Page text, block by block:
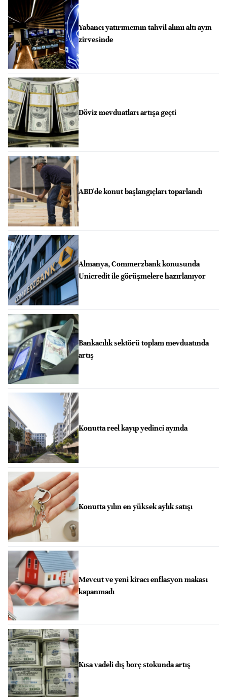
Yabancı yatırımcının tahvil alımı altı ayın
zirvesinde
Döviz mevduatları artışa geçti
ABD'de konut başlangıçları toparlandı
Almanya, Commerzbank konusunda
Unicredit ile görüşmelere hazırlanıyor
Bankacılık sektörü toplam mevduatında
artış
Konutta reel kayıp yedinci ayında
Konutta yılın en yüksek aylık satışı
Mevcut ve yeni kiracı enflasyon makası
kapanmadı
Kısa vadeli dış borç stokunda artış